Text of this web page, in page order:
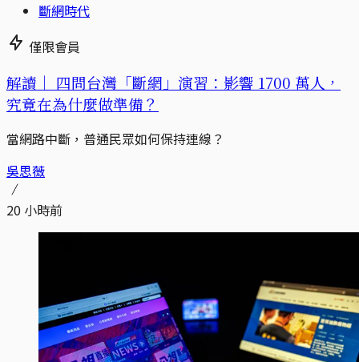
斷網時代
僅限會員
解讀｜ 四問台灣「斷網」演習：影響 1700 萬人，
究竟在為什麼做準備？
當網路中斷，普通民眾如何保持連線？
吳思薇
20 小時前